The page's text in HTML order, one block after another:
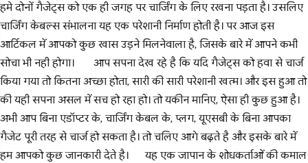
हमे दोनों गैजेट्स को एक ही जगह पर चार्जिंग के लिए रखना पड़ता है। उसलिए
चार्जिंग केबल्स संभालना यह एक परेशानी निर्माण होती है। पर आज इस
आर्टिकल में आपको कुछ खास उड़ने मिलनेवाला है, जिसके बारे में आपने कभी
सोचा भी नही होगा।
आप सपना देख रहे है कि यदि गैजेट्स को हवा से चार्ज
किया गया तो कितना अच्छा होता, सारी की सारी परेशानी खत्म। और इस हुआ तो
की यही सपना असल में सच हो रहा हो। तो यकीन मानिए, ऐसा ही कुछ हुआ है।
अभी आप बिना एडॉप्टर के, चार्जिंग केबल के, प्लग, यूएसबी के बिना आपका
गैजेट पूरी तरह से चार्ज हो सकता है। तो चलिए आगे बढ़ते है और इसके बारे में
हम आपको कुछ जानकारी देते है।
यह एक जापान के शोधकर्ताओं की कमाल